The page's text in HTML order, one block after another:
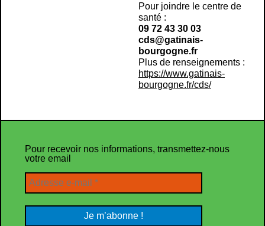
Pour joindre le centre de
santé :
09 72 43 30 03
cds@gatinais-
bourgogne.fr
Plus de renseignements :
https://www.gatinais-
bourgogne.fr/cds/
Pour recevoir nos informations, transmettez-nous
votre email